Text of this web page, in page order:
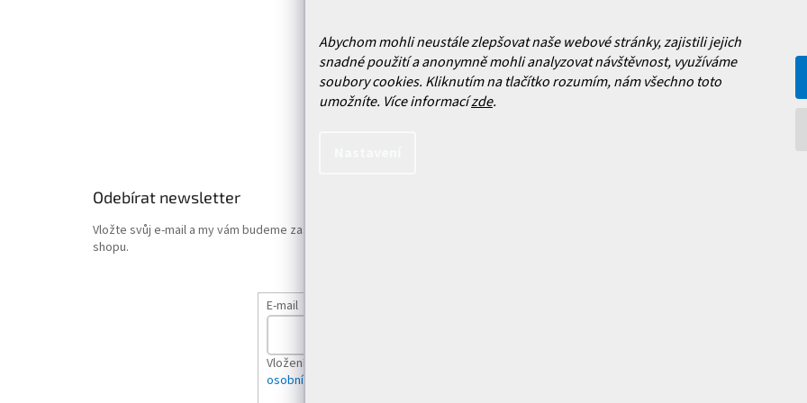
Abychom mohli neustále zlepšovat naše webové stránky, zajistili jejich
snadné použití a anonymně mohli analyzovat návštěvnost, využíváme
soubory cookies. Kliknutím na tlačítko rozumím, nám všechno toto
umožníte. Více informacízde.
Doprava a platba
Vrácení, výměna a reklamace zboží
Obchodní podmínky
Podmínky ochrany osobních údajů
Často kladené dotazy
Odebírat newsletter
Vložte svůj e-mail a my vám budeme zasílat informace o nových produktech na našem e-
shopu.
E-mail
Vložením e-mailu souhlasíte s
osobních údajů